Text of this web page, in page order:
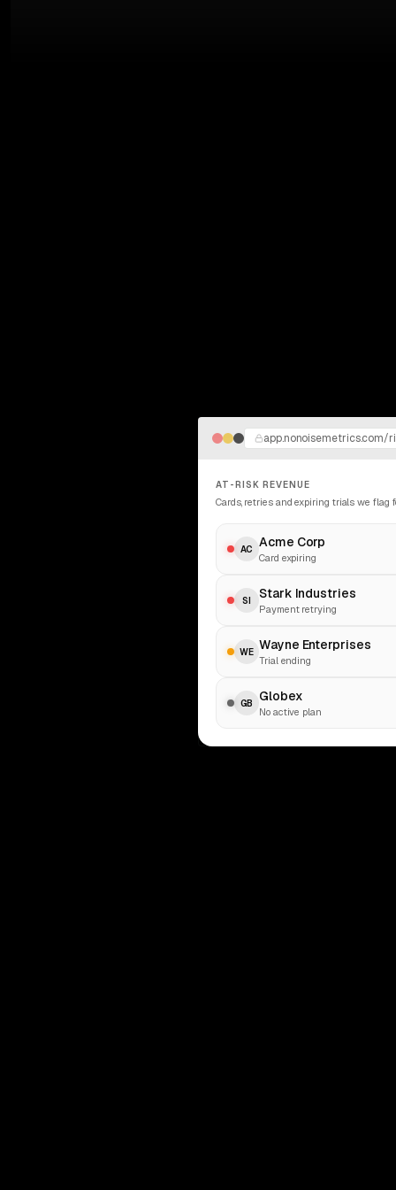
app.nonoisemetrics.com/
AT-RISK REVENUE
Cards, retries and expiring trials we flag
AC Acme Corp
Card expiring
SI Stark Industries
Payment retrying
WE Wayne Enterprises
Trial ending
GB Globex
No active plan